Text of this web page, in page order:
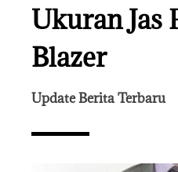
Ukuran Jas
Blazer
Update Berita Terbaru